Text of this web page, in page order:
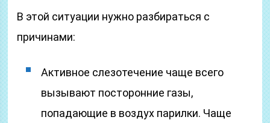
В этой ситуации нужно разбираться с
причинами:
Активное слезотечение чаще всего
вызывают посторонние газы,
попадающие в воздух парилки. Чаще